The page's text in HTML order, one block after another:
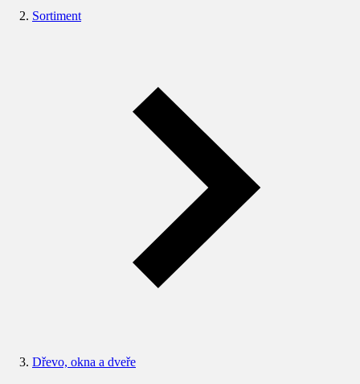
Sortiment
Dřevo, okna a dveře